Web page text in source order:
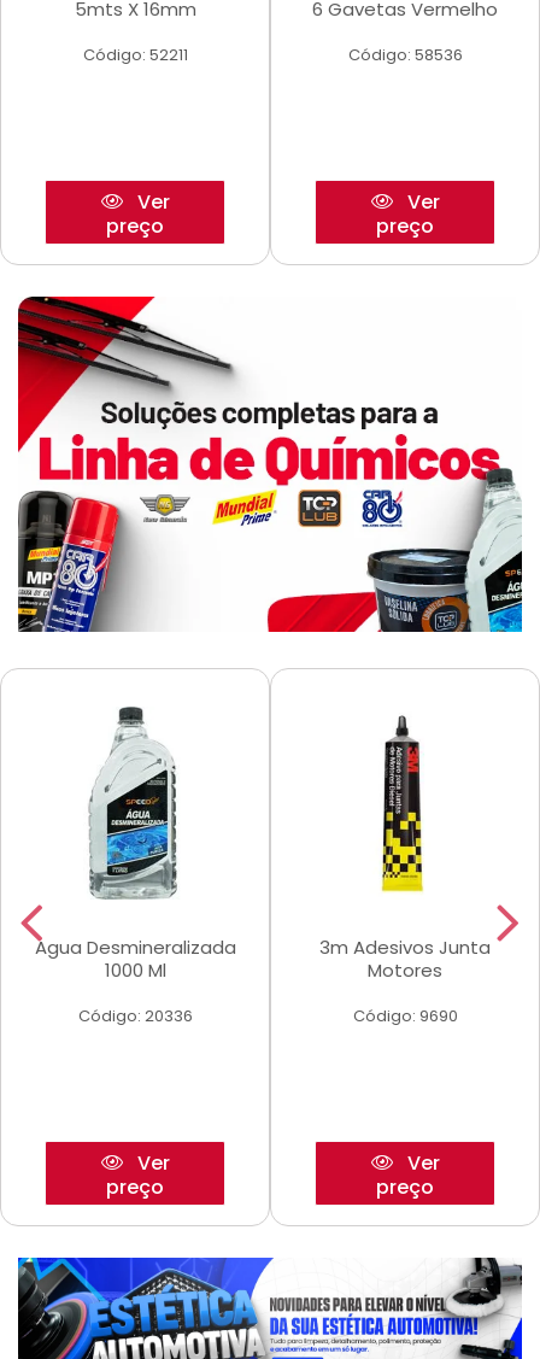
5mts X 16mm
Código: 52211
Ver
preço
6 Gavetas Vermelho
Código: 58536
Ver
preço
Agua Desmineralizada
1000 Ml
Código: 20336
Ver
preço
3m Adesivos Junta
Motores
Código: 9690
Ver
preço